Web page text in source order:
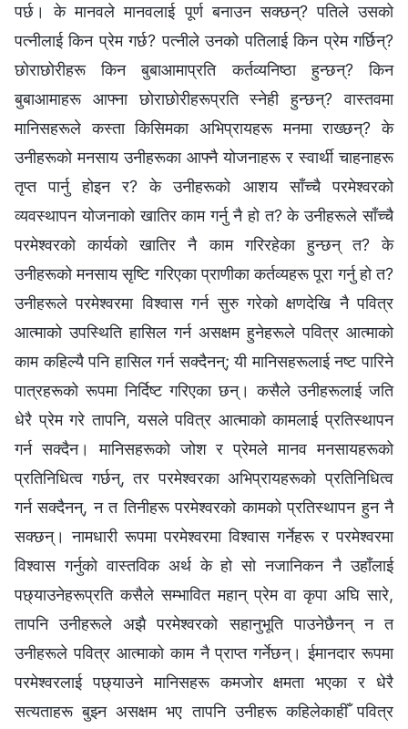
पर्छ। के मानवले मानवलाई पूर्ण बनाउन सक्छन्? पतिले उसको
पत्‍नीलाई किन प्रेम गर्छ? पत्‍नीले उनको पतिलाई किन प्रेम गर्छिन्‌?
छोराछोरीहरू किन बुबाआमाप्रति कर्तव्यनिष्ठा हुन्छन्? किन
बुबाआमाहरू आफ्ना छोराछोरीहरूप्रति स्नेही हुन्छन्? वास्तवमा
मानिसहरूले कस्ता किसिमका अभिप्रायहरू मनमा राख्छन्? के
उनीहरूको मनसाय उनीहरूका आफ्नै योजनाहरू र स्वार्थी चाहनाहरू
तृप्‍त पार्नु होइन र? के उनीहरूको आशय साँच्चै परमेश्‍वरको
व्यवस्थापन योजनाको खातिर काम गर्नु नै हो त? के उनीहरूले साँच्चै
परमेश्‍वरको कार्यको खातिर नै काम गरिरहेका हुन्छन् त? के
उनीहरूको मनसाय सृष्टि गरिएका प्राणीका कर्तव्यहरू पूरा गर्नु हो त?
उनीहरूले परमेश्‍वरमा विश्‍वास गर्न सुरु गरेको क्षणदेखि नै पवित्र
आत्माको उपस्थिति हासिल गर्न असक्षम हुनेहरूले पवित्र आत्माको
काम कहिल्यै पनि हासिल गर्न सक्दैनन्; यी मानिसहरूलाई नष्ट पारिने
पात्रहरूको रूपमा निर्दिष्ट गरिएका छन्। कसैले उनीहरूलाई जति
धेरै प्रेम गरे तापनि, यसले पवित्र आत्माको कामलाई प्रतिस्थापन
गर्न सक्दैन। मानिसहरूको जोश र प्रेमले मानव मनसायहरूको
प्रतिनिधित्व गर्छन्, तर परमेश्‍वरका अभिप्रायहरूको प्रतिनिधित्व
गर्न सक्दैनन्, न त तिनीहरू परमेश्‍वरको कामको प्रतिस्थापन हुन नै
सक्छन्। नामधारी रूपमा परमेश्‍वरमा विश्‍वास गर्नेहरू र परमेश्‍वरमा
विश्‍वास गर्नुको वास्तविक अर्थ के हो सो नजानिकन नै उहाँलाई
पछ्याउनेहरूप्रति कसैले सम्भावित महान्‌ प्रेम वा कृपा अघि सारे,
तापनि उनीहरूले अझै परमेश्‍वरको सहानुभूति पाउनेछैनन् न त
उनीहरूले पवित्र आत्माको काम नै प्राप्‍त गर्नेछन्। ईमानदार रूपमा
परमेश्‍वरलाई पछ्याउने मानिसहरू कमजोर क्षमता भएका र धेरै
सत्यताहरू बुझ्न असक्षम भए तापनि उनीहरू कहिलेकाहीँ पवित्र